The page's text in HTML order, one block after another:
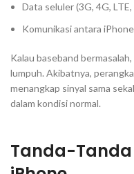
Data seluler (3G, 4G,
Komunikasi antara
Kalau baseband
lumpuh. Akibatnya,
menangkap sinyal sama
dalam kondisi normal.
Tanda-